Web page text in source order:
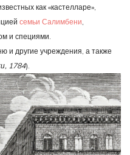
как «кастелларе»,
семьи Салимбени
и специями.
и другие учреждения, а также
1784).